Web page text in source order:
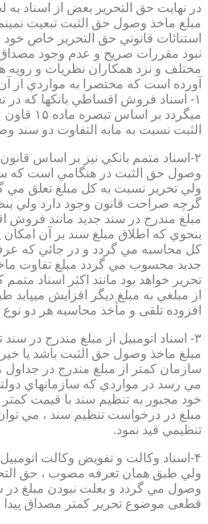
در نهايت حق التحرير بعض از اسناد
مبلغ ماخذ وصول حق الثبت تبعيت
استنائات قانوني حق التحرير خاص
نبود مقررات صريح و عدم وجود مصداق
مختلف و نزد همكاران نظريات و رويه
آورده است كه مختصرا به مواردي از
۱- اسناد فروش اقساطي بانكها كه
ميگردد بر
الثبت نسبت به مابه التفاوت دو سند
۲-اسناد متمم بانكي نيز بر اساس
وصول حق الثبت در هنگامي است كه
ولي تحرير نسبت به كل مبلغ تعلق مي
گرچه صراحت قانون وجود دارد ولي
مبلغ مندرج در سند جديد مانند فروش
بنحوي كه اطلاق مبلغ سند بر آن
كل محاسبه مي گردد و در جائي كه
جديد محسوب مي گردد مبلغ تفاوت
تحرير خواهد بود مانند اكثر اسناد
از مبلغي به مبلغ ديگر افزايش مييابد
افزوده تلقی و مأخذ محاسبه هر دو
۳- اسناد اتومبيل از مبلغ مندرج در
مبلغ ماخذ وصول حق الثبت باشد يا
سازمان كمتر از مبلغ مندرج در جداول
مي رسد در مواردي كه سازمانهاي
خود مجبور به تنظيم سند با قيمت
مبلغ در درخواست تنظيم سند ، مي
تنظيمي قيد نمود.
۴-اسناد وكالت و تفويض وكالت
ولي طبق همان تعرفه مصوب ، حق
وصول مي گردد و بعلت نبودن مبلغ در
قطعی موضوع تحریر کمتر مصداق پیدا